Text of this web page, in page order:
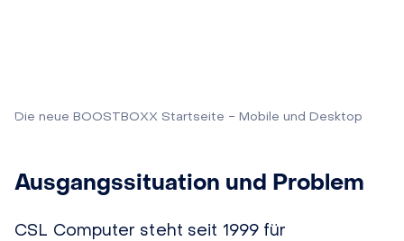
Die neue BOOSTBOXX Startseite - Mobile und Desktop
Ausgangssituation und Problem
CSL Computer steht seit 1999 für